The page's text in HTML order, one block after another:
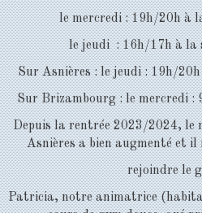
le mercredi : 19h/20h à
le jeudi : 16h/17h à la
Sur Asnières : le jeudi : 19h/
Sur Brizambourg : le mercredi :
Depuis la rentrée 2023/2024, le
Asnières a bien augmenté et
rejoindre le
Patricia, notre animatrice